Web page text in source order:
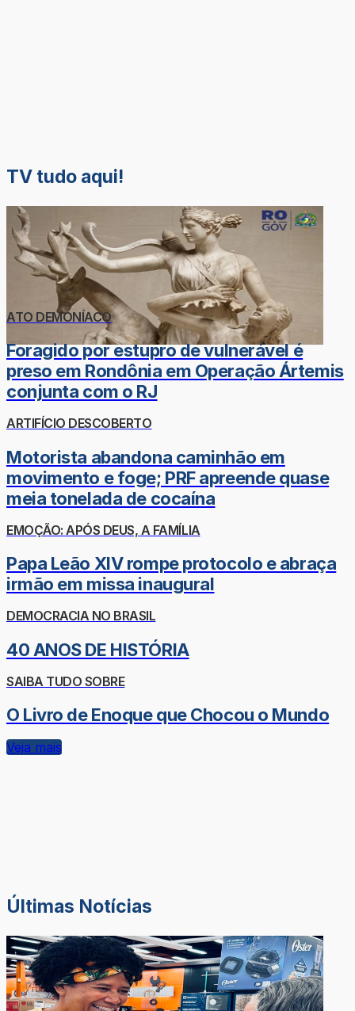
TV tudo aqui!
ATO DEMONÍACO
Foragido por estupro de vulnerável é
preso em Rondônia em Operação Ártemis
conjunta com o RJ
ARTIFÍCIO DESCOBERTO
Motorista abandona caminhão em
movimento e foge; PRF apreende quase
meia tonelada de cocaína
EMOÇÃO: APÓS DEUS, A FAMÍLIA
Papa Leão XIV rompe protocolo e abraça
irmão em missa inaugural
DEMOCRACIA NO BRASIL
40 ANOS DE HISTÓRIA
SAIBA TUDO SOBRE
O Livro de Enoque que Chocou o Mundo
Veja mais
Últimas Notícias